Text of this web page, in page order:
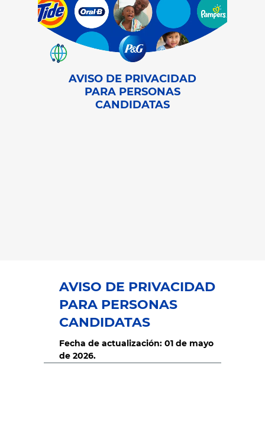
AVISO DE PRIVACIDAD
PARA PERSONAS
CANDIDATAS
AVISO DE PRIVACIDAD
PARA PERSONAS
CANDIDATAS
Fecha de actualización: 01 de mayo
de 2026.